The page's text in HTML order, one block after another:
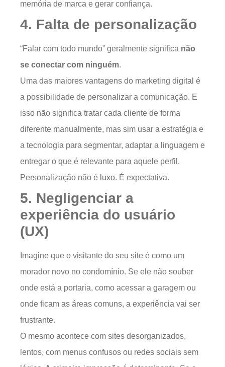
memória de marca e gerar confiança.
4. Falta de personalização
“Falar com todo mundo” geralmente significa não
se conectar com ninguém.
Uma das maiores vantagens do marketing digital é
a possibilidade de personalizar a comunicação. E
isso não significa tratar cada cliente de forma
diferente manualmente, mas sim usar a estratégia e
a tecnologia para segmentar, adaptar a linguagem e
entregar o que é relevante para aquele perfil.
Personalização não é luxo. É expectativa.
5. Negligenciar a
experiência do usuário
(UX)
Imagine que o visitante do seu site é como um
morador novo no condomínio. Se ele não souber
onde está a portaria, como acessar a garagem ou
onde ficam as áreas comuns, a experiência vai ser
frustrante.
O mesmo acontece com sites desorganizados,
lentos, com menus confusos ou redes sociais sem